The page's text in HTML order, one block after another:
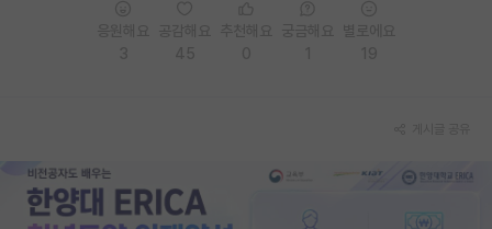
커리어
유학교육